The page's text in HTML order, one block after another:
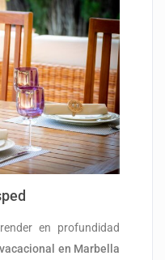
en profundidad
en Marbella